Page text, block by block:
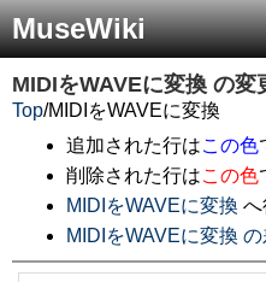
MuseWiki
MIDIをWAVEに変換 の変
Top/MIDIをWAVEに変換
追加された行はこの色
削除された行はこの色
MIDIをWAVEに変換 へ
MIDIをWAVEに変換